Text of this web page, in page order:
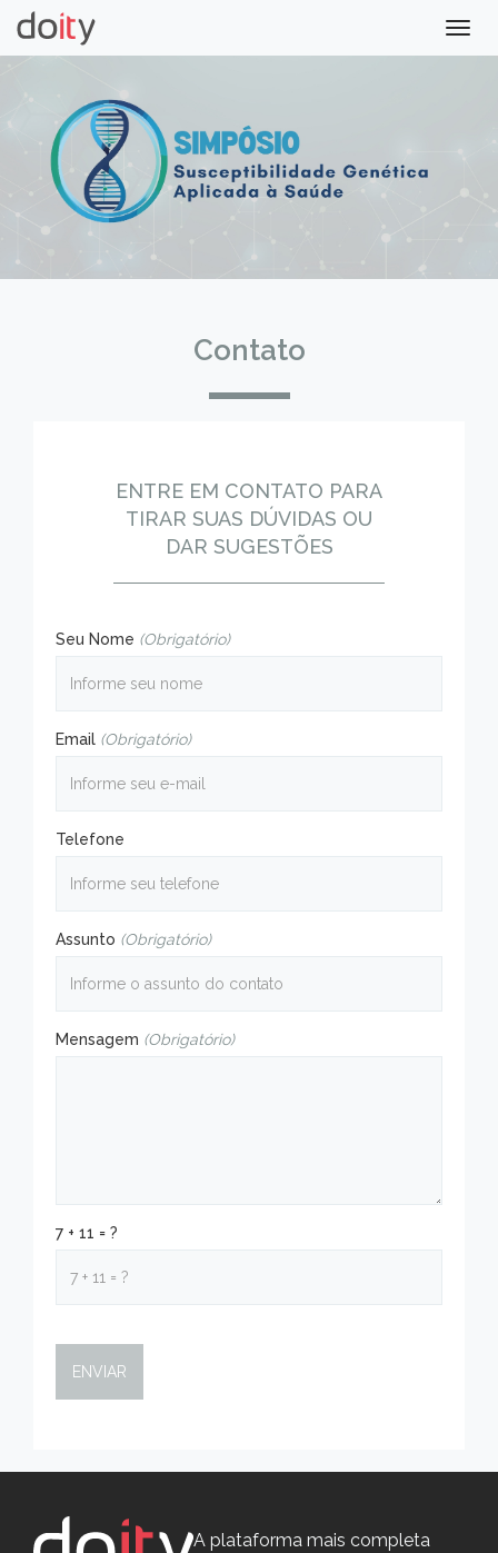
Contato
ENTRE EM CONTATO PARA
TIRAR SUAS DÚVIDAS OU
DAR SUGESTÕES
Seu Nome (Obrigatório)
Email (Obrigatório)
Telefone
Assunto (Obrigatório)
Mensagem (Obrigatório)
7 + 11 = ?
A plataforma mais completa